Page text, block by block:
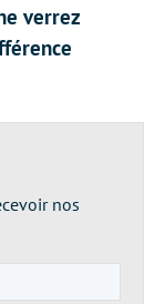
verrez
nos